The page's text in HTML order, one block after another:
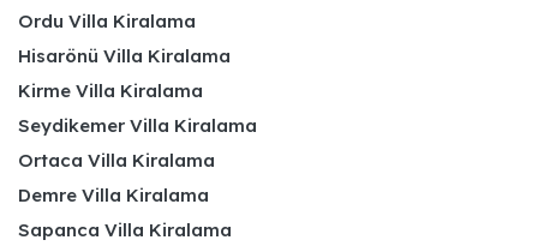
Ordu Villa Kiralama
Hisarönü Villa Kiralama
Kirme Villa Kiralama
Seydikemer Villa Kiralama
Ortaca Villa Kiralama
Demre Villa Kiralama
Sapanca Villa Kiralama